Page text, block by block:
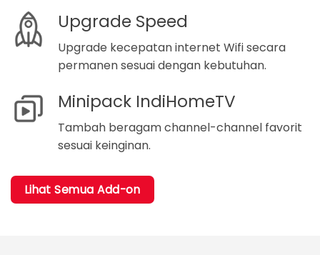
Upgrade Speed
Upgrade kecepatan internet Wifi secara
permanen sesuai dengan kebutuhan.
Minipack IndiHomeTV
Tambah beragam channel-channel favorit
sesuai keinginan.
Lihat Semua Add-on